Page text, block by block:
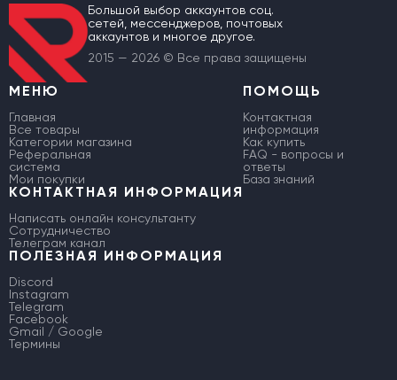
Большой выбор аккаунтов соц.
сетей, мессенджеров, почтовых
аккаунтов и многое другое.
2015 — 2026 © Все права защищены
МЕНЮ
Главная
Все товары
Категории магазина
Реферальная
система
Мои покупки
ПОМОЩЬ
Контактная
информация
Как купить
FAQ - вопросы и
ответы
База знаний
КОНТАКТНАЯ ИНФОРМАЦИЯ
Написать онлайн консультанту
Сотрудничество
Телеграм канал
ПОЛЕЗНАЯ ИНФОРМАЦИЯ
Discord
Instagram
Telegram
Facebook
Gmail / Google
Термины